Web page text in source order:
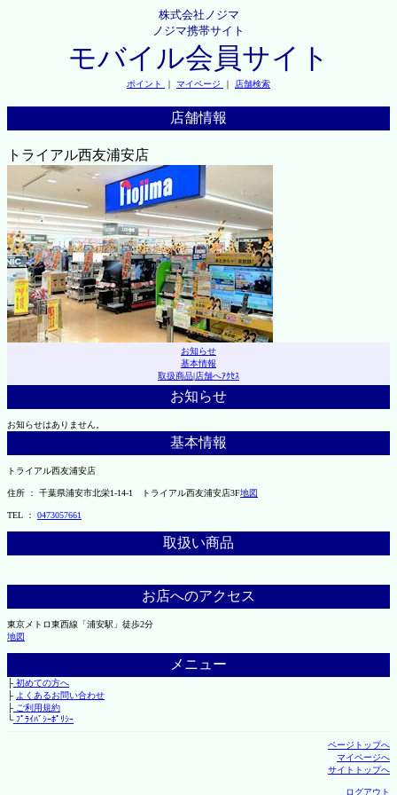
株式会社ノジマ
ノジマ携帯サイト
モバイル会員サイト
ポイント ｜ マイページ ｜ 店舗検索
店舗情報
トライアル西友浦安店
お知らせ
基本情報
取扱商品|店舗へｱｸｾｽ
お知らせ
お知らせはありません。
基本情報
トライアル西友浦安店
住所 ： 千葉県浦安市北栄1-14-1 トライアル西友浦安店3F地図
TEL ： 0473057661
取扱い商品
お店へのアクセス
東京メトロ東西線「浦安駅」徒歩2分
地図
メニュー
├初めての方へ
├ よくあるお問い合わせ
├ご利用規約
└ﾌﾟﾗｲﾊﾞｼｰﾎﾟﾘｼｰ
ページトップへ
マイページへ
サイトトップへ
ログアウト